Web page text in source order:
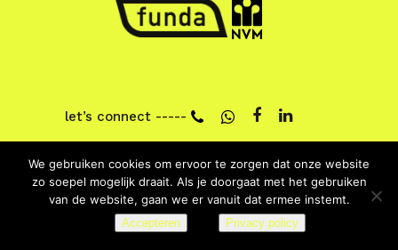
let’s connect -----
MEGANMEDIA2018 |Algemene Voorwaarden|Privacy
We gebruiken cookies om ervoor te zorgen dat onze website
zo soepel mogelijk draait. Als je doorgaat met het gebruiken
van de website, gaan we er vanuit dat ermee instemt.
Accepteren Privacy policy